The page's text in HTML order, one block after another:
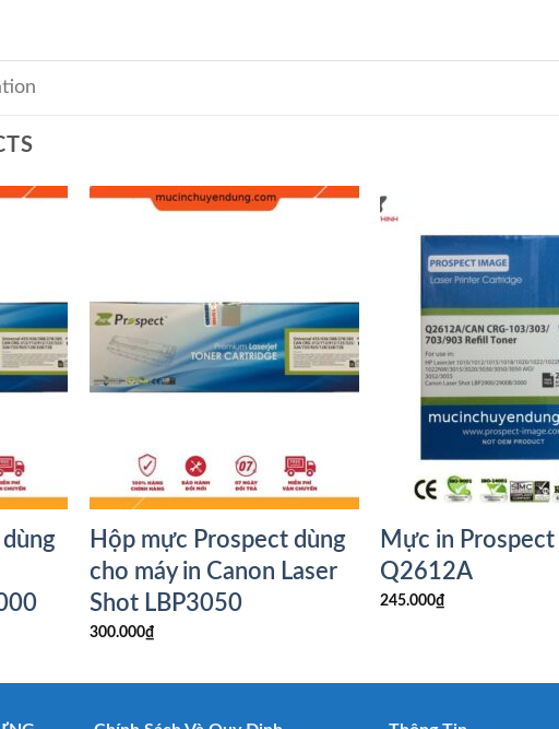
Hộp mực Prospect dùng
cho máy in Canon Laser
Shot LBP3050
300.000₫
Mực in Prospect
Q2612A
245.000₫